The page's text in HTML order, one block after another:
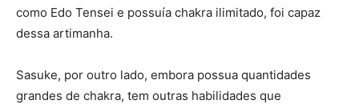
como Edo Tensei e possuía chakra ilimitado, foi capaz
dessa artimanha.
Sasuke, por outro lado, embora possua quantidades
grandes de chakra, tem outras habilidades que